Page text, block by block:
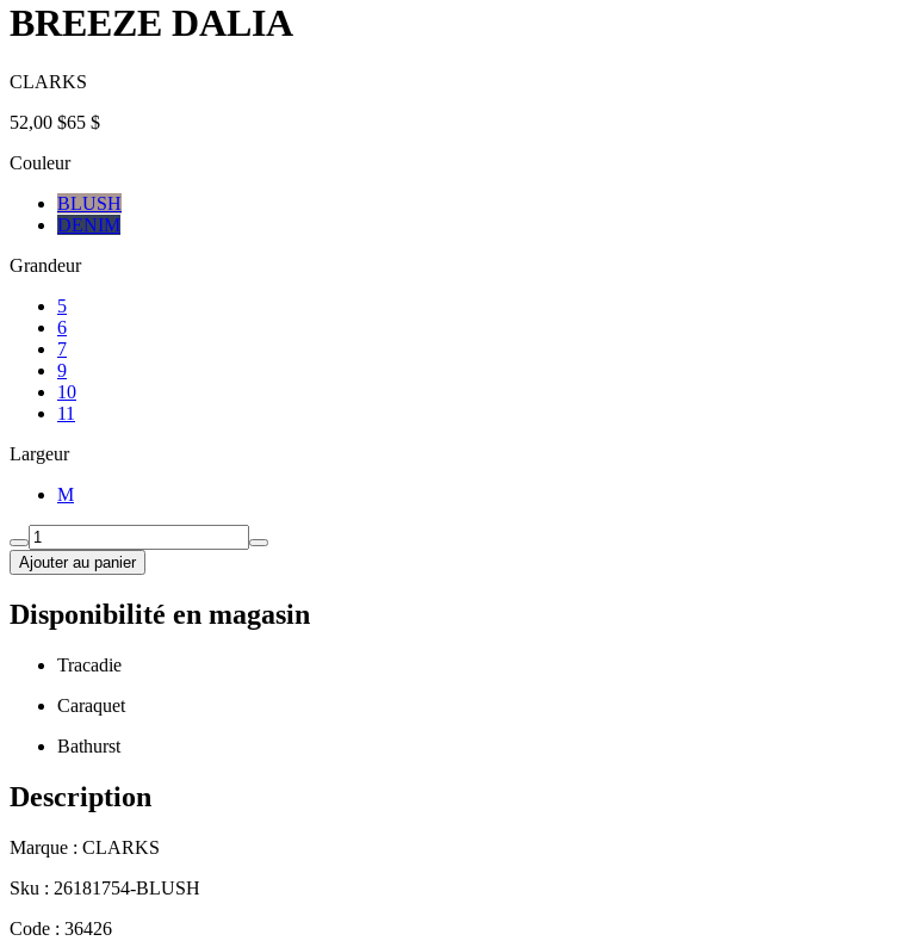
BREEZE DALIA
CLARKS
52,00 $65 $
Couleur
BLUSH
DENIM
Grandeur
5
6
7
9
10
11
Largeur
M
Ajouter au panier
Disponibilité en magasin
Tracadie
Caraquet
Bathurst
Description
Marque : CLARKS
Sku : 26181754-BLUSH
Code : 36426